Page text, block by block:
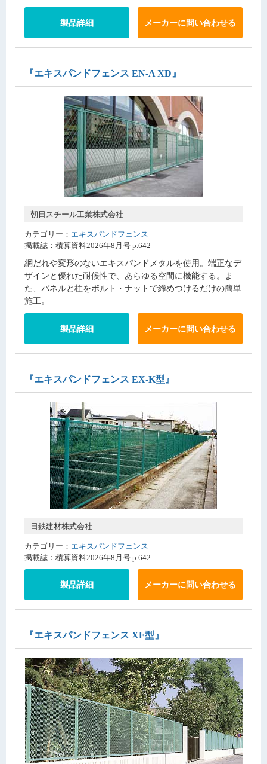
製品詳細 メーカーに問い合わせる
『エキスパンドフェンス EN-A XD』
朝日スチール工業株式会社
カテゴリー： エキスパンドフェンス
掲載誌：積算資料2026年8月号 p.642
網だれや変形のないエキスパンドメタルを使用。端正なデ
ザインと優れた耐候性で、あらゆる空間に機能する。ま
た、パネルと柱をボルト・ナットで締めつけるだけの簡単
施工。
製品詳細 メーカーに問い合わせる
『エキスパンドフェンス EX-K型』
日鉄建材株式会社
カテゴリー： エキスパンドフェンス
掲載誌：積算資料2026年8月号 p.642
製品詳細 メーカーに問い合わせる
『エキスパンドフェンス XF型』